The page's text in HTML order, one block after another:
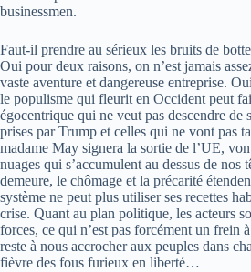
businessmen.
Faut-il prendre au sérieux les bruits de
Oui pour deux raisons, on n’est jamais
vaste aventure et dangereuse entreprise.
le populisme qui fleurit en Occident peut
égocentrique qui ne veut pas descendre de
prises par Trump et celles qui ne vont pas
madame May signera la sortie de l’UE,
nuages qui s’accumulent au dessus de nos
demeure, le chômage et la précarité
système ne peut plus utiliser ses recettes
crise. Quant au plan politique, les acteurs
forces, ce qui n’est pas forcément un frein
reste à nous accrocher aux peuples dans
fièvre des fous furieux en liberté…